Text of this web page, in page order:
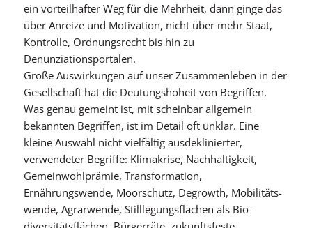
ein vorteilhafter Weg für die Mehrheit, dann ginge das
über Anreize und Motivation, nicht über mehr Staat,
Kontrolle, Ordnungsrecht bis hin zu
Denunziationsportalen.
Große Auswirkungen auf unser Zusammenleben in der
Gesellschaft hat die Deutungshoheit von Begriffen.
Was genau gemeint ist, mit scheinbar allgemein
bekannten Begriffen, ist im Detail oft unklar. Eine
kleine Auswahl nicht vielfältig ausdeklinierter,
verwendeter Begriffe: Klimakrise, Nachhaltigkeit,
Gemeinwohlprämie, Transformation,
Ernährungswende, Moorschutz, Degrowth, Mobilitäts­
wende, Agrarwende, Stilllegungsflächen als Bio­